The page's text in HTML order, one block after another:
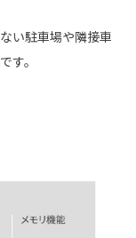
い駐車場や隣接車
す。